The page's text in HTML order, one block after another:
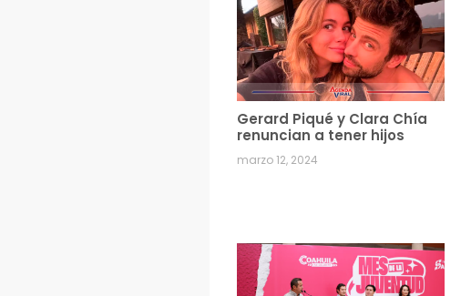
Gerard Piqué y Clara Chía
renuncian a tener hijos
marzo 12, 2024